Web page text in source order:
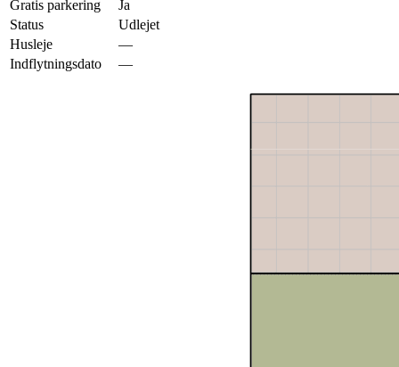
Gratis parkering
Ja
Status
Udlejet
Husleje
—
Indflytningsdato
—